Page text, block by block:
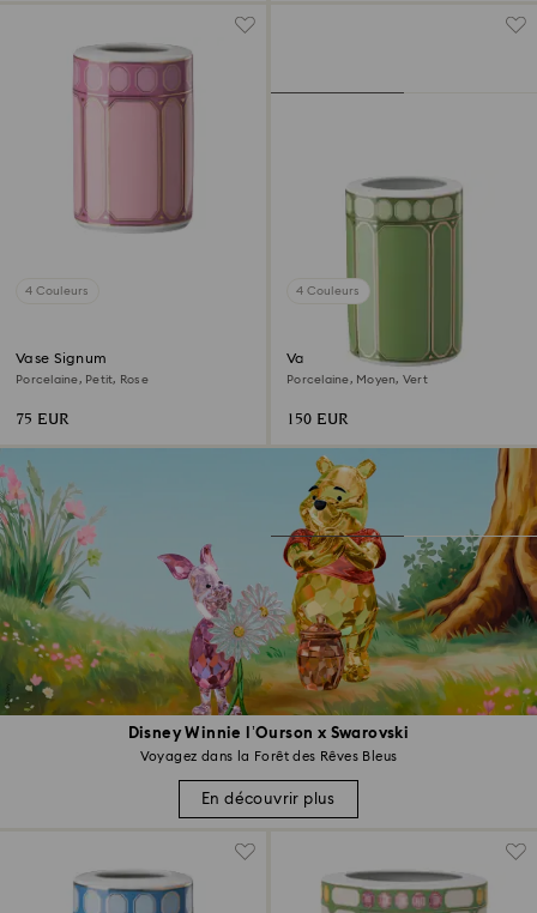
Disney Winnie l’Ourson x Swarovski
Voyagez dans la Forêt des Rêves Bleus
En découvrir plus
4 Couleurs
Vase Signum
Porcelaine, Petit, Rose
75 EUR
4 Couleurs
Vase Signum
Porcelaine, Moyen, Vert
150 EUR